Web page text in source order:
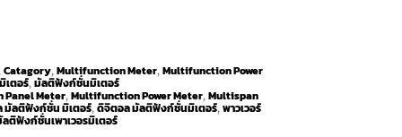
,Catagory,Multifunction Meter,Multifunction Power
เตอร์,มัลติฟังก์ชั่นมิเตอร์
Meter,Multifunction Power Meter,Multispan
มัลติฟังก์ชั่น มิเตอร์,ดิจิตอล มัลติฟังก์ชั่นมิเตอร์,พาวเวอร์
ติฟังก์ชั่นเพาเวอรมิเตอร์